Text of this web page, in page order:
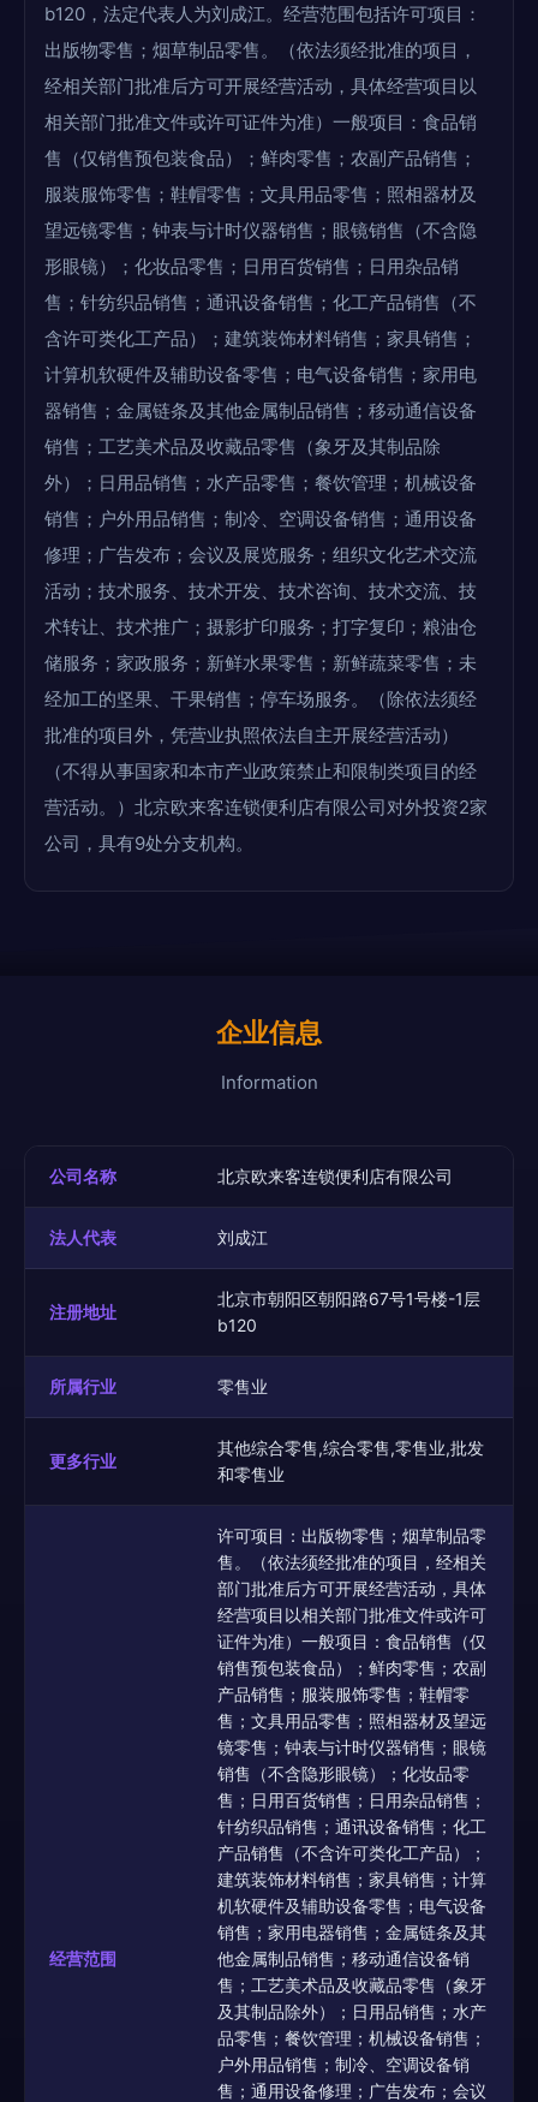
b120，法定代表人为刘成江。经营范围包括许可项目：
出版物零售；烟草制品零售。（依法须经批准的项目，
经相关部门批准后方可开展经营活动，具体经营项目以
相关部门批准文件或许可证件为准）一般项目：食品销
售（仅销售预包装食品）；鲜肉零售；农副产品销售；
服装服饰零售；鞋帽零售；文具用品零售；照相器材及
望远镜零售；钟表与计时仪器销售；眼镜销售（不含隐
形眼镜）；化妆品零售；日用百货销售；日用杂品销
售；针纺织品销售；通讯设备销售；化工产品销售（不
含许可类化工产品）；建筑装饰材料销售；家具销售；
计算机软硬件及辅助设备零售；电气设备销售；家用电
器销售；金属链条及其他金属制品销售；移动通信设备
销售；工艺美术品及收藏品零售（象牙及其制品除
外）；日用品销售；水产品零售；餐饮管理；机械设备
销售；户外用品销售；制冷、空调设备销售；通用设备
修理；广告发布；会议及展览服务；组织文化艺术交流
活动；技术服务、技术开发、技术咨询、技术交流、技
术转让、技术推广；摄影扩印服务；打字复印；粮油仓
储服务；家政服务；新鲜水果零售；新鲜蔬菜零售；未
经加工的坚果、干果销售；停车场服务。（除依法须经
批准的项目外，凭营业执照依法自主开展经营活动）
（不得从事国家和本市产业政策禁止和限制类项目的经
营活动。）北京欧来客连锁便利店有限公司对外投资2家
公司，具有9处分支机构。
企业信息
Information
公司名称 北京欧来客连锁便利店有限公司
法人代表 刘成江
注册地址
北京市朝阳区朝阳路67号1号楼-1层
b120
所属行业 零售业
更多行业
其他综合零售,综合零售,零售业,批发
和零售业
经营范围
许可项目：出版物零售；烟草制品零
售。（依法须经批准的项目，经相关
部门批准后方可开展经营活动，具体
经营项目以相关部门批准文件或许可
证件为准）一般项目：食品销售（仅
销售预包装食品）；鲜肉零售；农副
产品销售；服装服饰零售；鞋帽零
售；文具用品零售；照相器材及望远
镜零售；钟表与计时仪器销售；眼镜
销售（不含隐形眼镜）；化妆品零
售；日用百货销售；日用杂品销售；
针纺织品销售；通讯设备销售；化工
产品销售（不含许可类化工产品）；
建筑装饰材料销售；家具销售；计算
机软硬件及辅助设备零售；电气设备
销售；家用电器销售；金属链条及其
他金属制品销售；移动通信设备销
售；工艺美术品及收藏品零售（象牙
及其制品除外）；日用品销售；水产
品零售；餐饮管理；机械设备销售；
户外用品销售；制冷、空调设备销
售；通用设备修理；广告发布；会议